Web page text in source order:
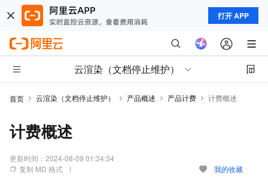
打开 APP
云渲染（文档停止维护）
首页 云渲染（文档停止维护） 产品概述 产品计费 计费概述
计费概述
更新时间： 2024-08-09 01:34:34
复制 MD 格式
我的收藏